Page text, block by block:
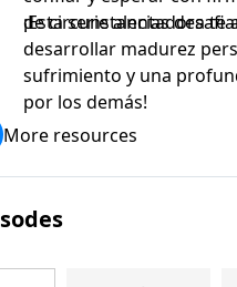
de circunstancias
¡Esta serie alentadora te
desarrollar madurez
sufrimiento y una
por los demás!
More resources